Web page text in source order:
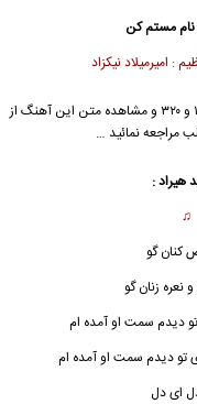
نام مستم کن
امیرمیلاد نیکزاد
با کیفیت ۱۲۸ و ۳۲۰ و مشاهده متن این آهنگ از
مراجعه نمائید …
هیراد:
کنان گو
زنان گو
تو دیدم سمت او آمده ام
تو دیدم سمت او آمده ام
ای دل